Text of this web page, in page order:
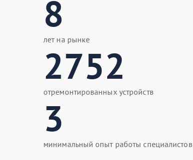
8
лет на рынке
2752
отремонтированных устройств
3
минимальный опыт работы специалистов